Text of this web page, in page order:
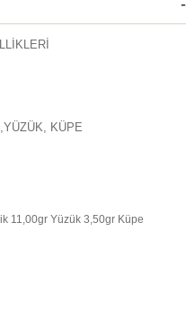
KÜPE
11,00gr Yüzük 3,50gr Küpe